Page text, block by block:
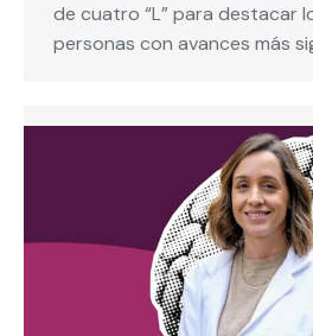
de cuatro “L” para destacar
personas con avances más